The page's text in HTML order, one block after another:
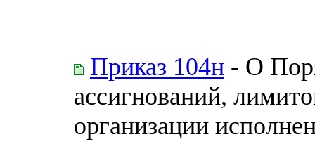
Приказ 104н - О
ассигнований,
организации